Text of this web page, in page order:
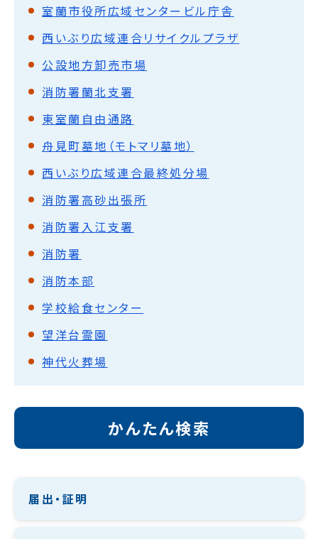
室蘭市役所広域センタービル庁舎
西いぶり広域連合リサイクルプラザ
公設地方卸売市場
消防署蘭北支署
東室蘭自由通路
舟見町墓地（モトマリ墓地）
西いぶり広域連合最終処分場
消防署高砂出張所
消防署入江支署
消防署
消防本部
学校給食センター
望洋台霊園
神代火葬場
かんたん検索
届出・証明